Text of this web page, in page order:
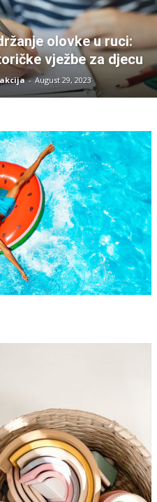
olovke u ruci:
vježbe za djecu
- August 29, 2023